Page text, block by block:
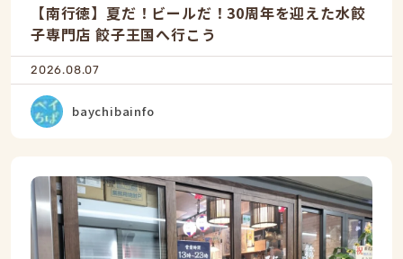
【南行徳】夏だ！ビールだ！30周年を迎えた水餃
子専門店 餃子王国へ行こう
2026.08.07
baychibainfo